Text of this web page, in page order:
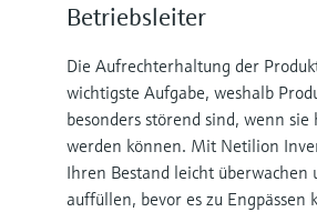
Betriebsleiter
Die Aufrechterhaltung der
wichtigste Aufgabe, weshalb
besonders störend sind, wenn
werden können. Mit Netilion
Ihren Bestand leicht
auffüllen, bevor es zu Engpässen